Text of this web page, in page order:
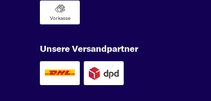
Vorkasse
Unsere Versandpartner